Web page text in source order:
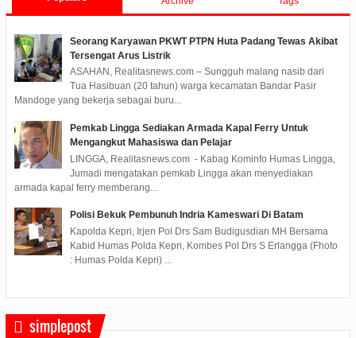
Seorang Karyawan PKWT PTPN Huta Padang Tewas Akibat
Tersengat Arus Listrik
ASAHAN, Realitasnews.com – Sungguh malang nasib dari
Tua Hasibuan (20 tahun) warga kecamatan Bandar Pasir
Mandoge yang bekerja sebagai buru...
Pemkab Lingga Sediakan Armada Kapal Ferry Untuk
Mengangkut Mahasiswa dan Pelajar
LINGGA, Realitasnews.com - Kabag Kominfo Humas Lingga,
Jumadi mengatakan pemkab Lingga akan menyediakan
armada kapal ferry memberang...
Polisi Bekuk Pembunuh Indria Kameswari Di Batam
Kapolda Kepri, Irjen Pol Drs Sam Budigusdian MH Bersama
Kabid Humas Polda Kepri, Kombes Pol Drs S Erlangga (Fhoto
: Humas Polda Kepri) ...
simplepost